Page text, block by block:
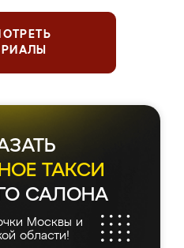
ТАКСИ
САЛОНА
Москвы и
области!